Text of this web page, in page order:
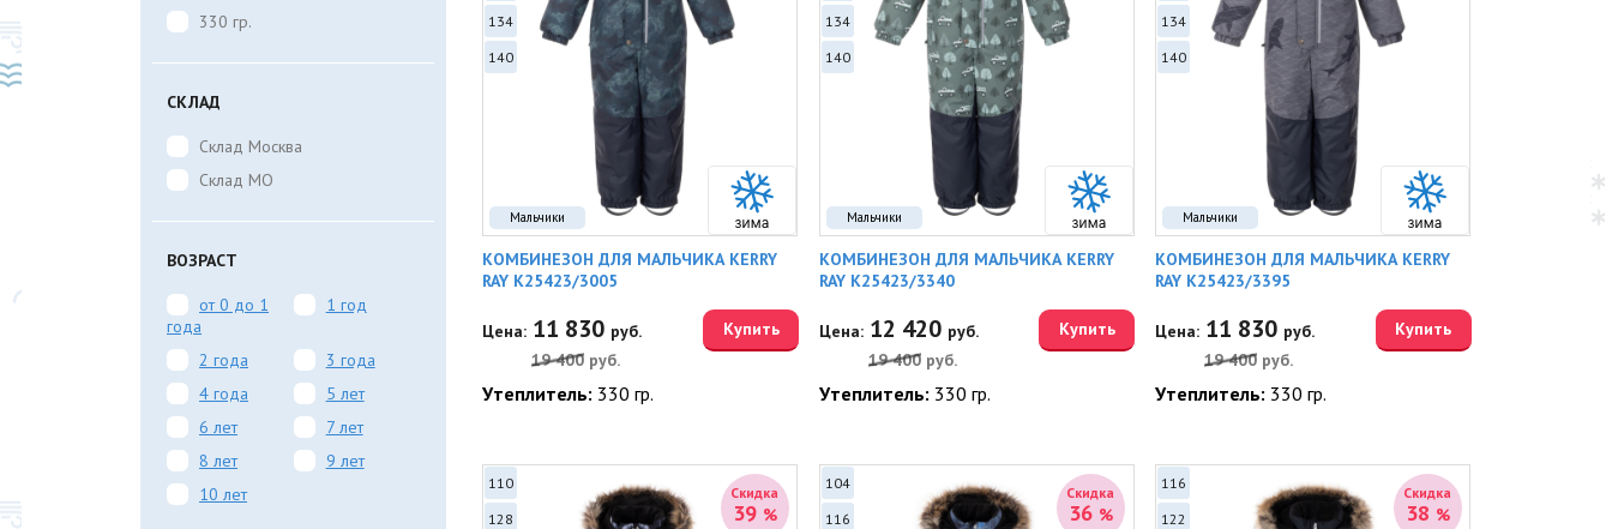
330 гр.
СКЛАД
Склад Москва
Склад МО
ВОЗРАСТ
от 0 до 1
года
1 год
2 года
3 года
4 года
5 лет
6 лет
7 лет
8 лет
9 лет
10 лет
Мальчики
134
140
КОМБИНЕЗОН ДЛЯ МАЛЬЧИКА KERRY
RAY K25423/3005
Цена: 11 830 руб.
19 400 руб.
Купить
Утеплитель: 330 гр.
Мальчики
134
140
КОМБИНЕЗОН ДЛЯ МАЛЬЧИКА KERRY
RAY K25423/3340
Цена:12 420 руб.
19 400 руб.
Купить
Утеплитель: 330 гр.
Мальчики
134
140
КОМБИНЕЗОН ДЛЯ МАЛЬЧИКА KERRY
RAY K25423/3395
Цена: 11 830 руб.
19 400 руб.
Купить
Утеплитель: 330 гр.
Скидка
39 %
110
128
Скидка
36 %
104
116
Скидка
38 %
116
122